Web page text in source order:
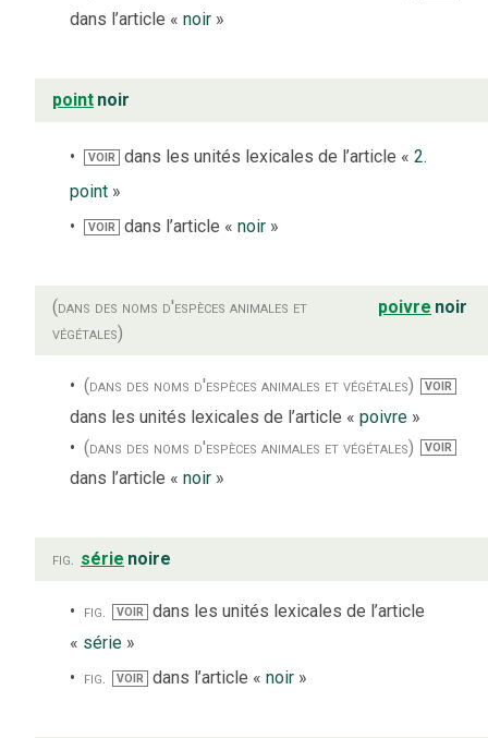
dans l’article « noir »
point noir
VOIR dans les unités lexicales de l’article «2.
point »
VOIR dans l’article «noir »
(dans des noms d'espèces animales et
végétales)
poivre noir
(dans des noms d'espèces animales et végétales) VOIR
dans les unités lexicales de l’article « poivre »
(dans des noms d'espèces animales et végétales)
VOIR
dans l’article « noir »
fig. série noire
fig. VOIR
dans les unités lexicales de l’article
« série »
fig.
VOIR dans l’article « noir»